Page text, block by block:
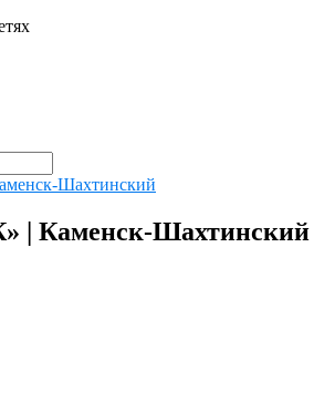
| Каменск-Шахтинский